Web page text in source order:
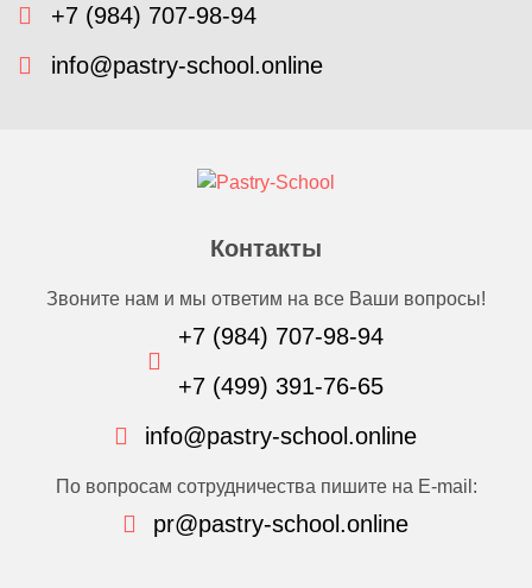
+7 (984) 707-98-94
info@pastry-school.online
Контакты
Звоните нам и мы ответим на все Ваши вопросы!
+7 (984) 707-98-94
+7 (499) 391-76-65
info@pastry-school.online
По вопросам сотрудничества пишите на E-mail:
pr@pastry-school.online